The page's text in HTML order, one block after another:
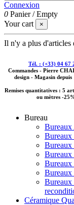
Connexion
0 Panier /Empty
Your cart
×
Il n'y a plus d'articles
Tél. : (+33) 04 67
Commandes - Pierre
design - Magasin depuis
Remises quantitatives : 5
ou mètres -
Bureau
Céramique